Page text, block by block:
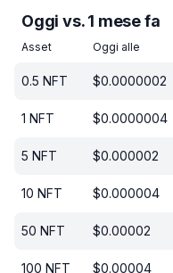
Oggi vs. 1 mese fa
Asset Oggi alle
0.5 NFT $0.0000002
1 NFT $0.0000004
5 NFT $0.000002
10 NFT $0.000004
50 NFT $0.00002
100 NFT $0.00004